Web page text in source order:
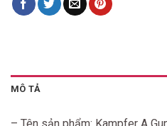
MÔ TẢ
– Tên sản phẩm: Kampfer A